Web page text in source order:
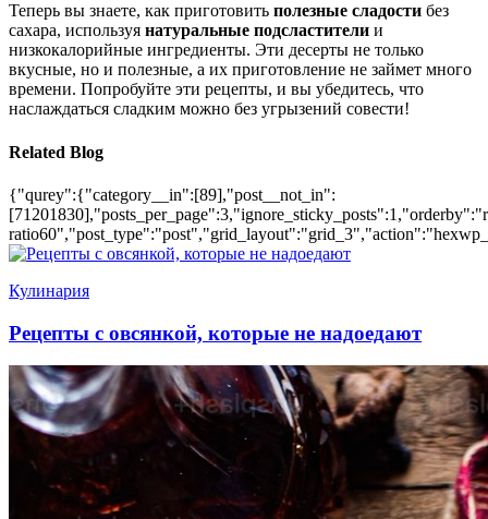
Теперь вы знаете, как приготовить полезные сладости без
сахара, используя натуральные подсластители и
низкокалорийные ингредиенты. Эти десерты не только
вкусные, но и полезные, а их приготовление не займет много
времени. Попробуйте эти рецепты, и вы убедитесь, что
наслаждаться сладким можно без угрызений совести!
Related Blog
{"qurey":{"category__in":[89],"post__not_in":
Кулинария
Рецепты с овсянкой, которые не надоедают